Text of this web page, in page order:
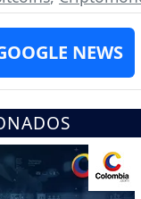
NEWS